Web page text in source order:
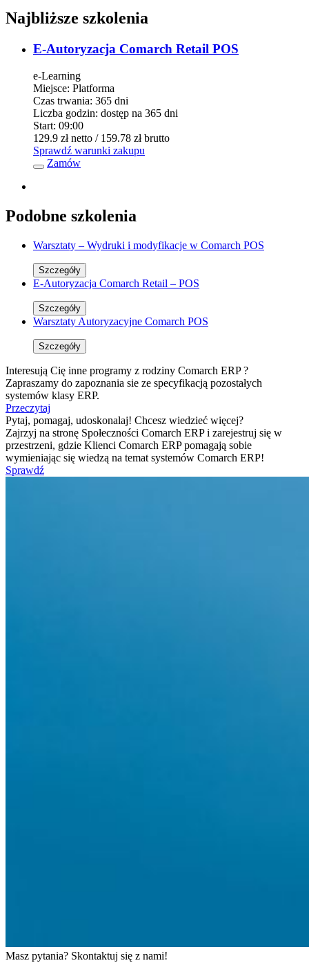
Najbliższe szkolenia
E-Autoryzacja Comarch Retail POS
e-Learning
Miejsce: Platforma
Czas trwania: 365 dni
Liczba godzin: dostęp na 365 dni
Start: 09:00
129.9 złnetto / 159.78 złbrutto
Sprawdź warunki zakupu
Zamów
Podobne szkolenia
Warsztaty – Wydruki i modyfikacje w Comarch POS
Szczegóły
E-Autoryzacja Comarch Retail – POS
Szczegóły
Warsztaty Autoryzacyjne Comarch POS
Szczegóły
Interesują Cię inne programy z rodziny Comarch ERP ?
Zapraszamy do zapoznania sie ze specyfikacją pozostałych
systemów klasy ERP.
Przeczytaj
Pytaj, pomagaj, udoskonalaj! Chcesz wiedzieć więcej?
Zajrzyj na stronę Społeczności Comarch ERP i zarejestruj się w
przestrzeni, gdzie Klienci Comarch ERP pomagają sobie
wymieniając się wiedzą na temat systemów Comarch ERP!
Sprawdź
Masz pytania? Skontaktuj się z nami!